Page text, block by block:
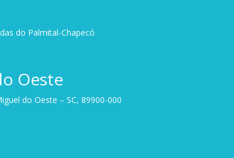
do Palmital-Chapecó
Oeste
do Oeste – SC, 89900-000